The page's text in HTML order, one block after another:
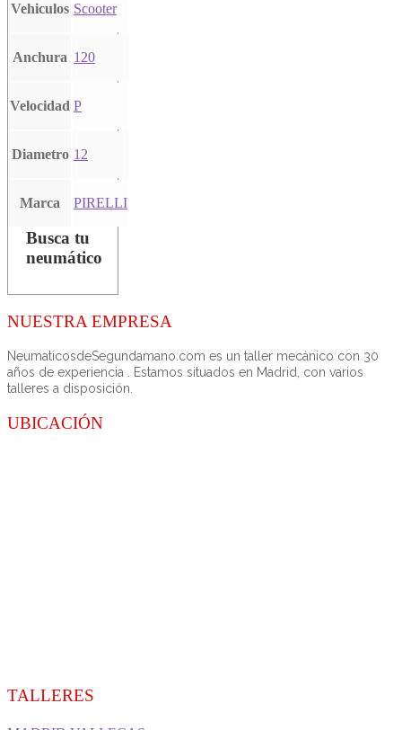
Vehiculos Scooter
Anchura 120
Velocidad P
Diametro 12
Marca PIRELLI
Busca tu
neumático
NUESTRA EMPRESA
NeumaticosdeSegundamano.com es un taller mecánico con 30
años de experiencia . Estamos situados en Madrid, con varios
talleres a disposición.
UBICACIÓN
TALLERES